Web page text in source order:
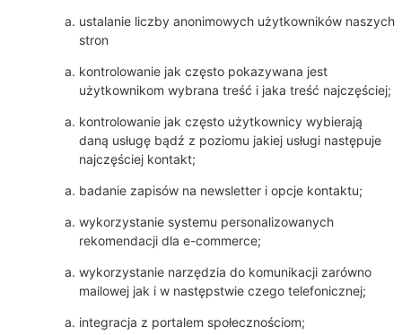
ustalanie liczby anonimowych użytkowników naszych
stron
kontrolowanie jak często pokazywana jest
użytkownikom wybrana treść i jaka treść najczęściej;
kontrolowanie jak często użytkownicy wybierają
daną usługę bądź z poziomu jakiej usługi następuje
najczęściej kontakt;
badanie zapisów na newsletter i opcje kontaktu;
wykorzystanie systemu personalizowanych
rekomendacji dla e-commerce;
wykorzystanie narzędzia do komunikacji zarówno
mailowej jak i w następstwie czego telefonicznej;
integracja z portalem społecznościom;